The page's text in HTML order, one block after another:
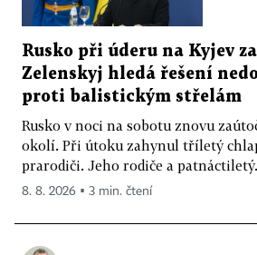
Rusko při úderu na Kyjev
Zelenskyj hledá řešení
proti balistickým střelám
Rusko v noci na sobotu znovu
okolí. Při útoku zahynul tříletý
prarodiči. Jeho rodiče a
8. 8. 2026 ▪ 3 min. čtení